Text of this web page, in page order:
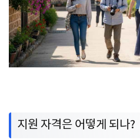
지원 자격은 어떻게 되나?